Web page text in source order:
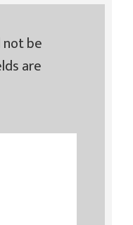
not be
are